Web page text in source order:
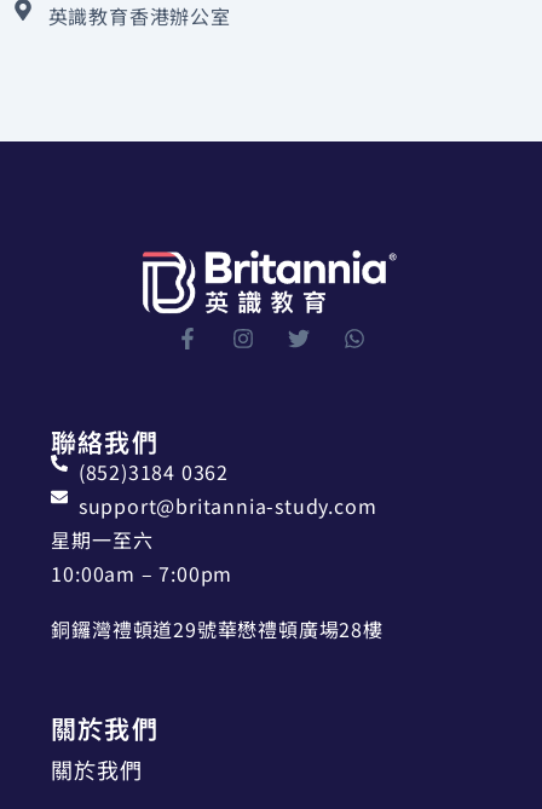
英識教育香港辦公室
聯絡我們
(852)3184 0362
support@britannia-study.com
星期一至六
10:00am – 7:00pm
銅鑼灣禮頓道29號華懋禮頓廣場28樓
關於我們
關於我們